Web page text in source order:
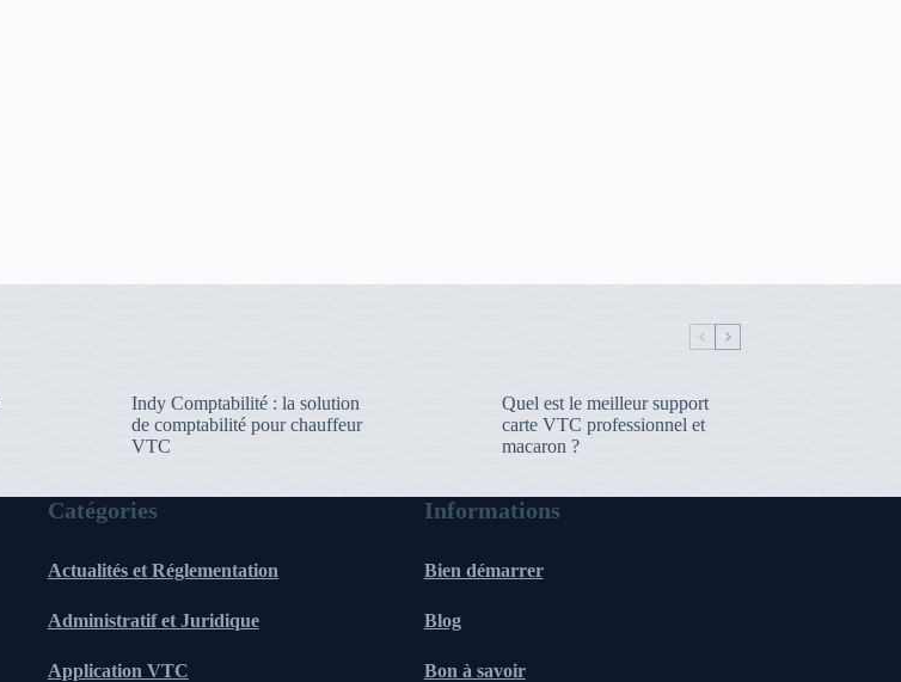
Indy Comptabilité : la solution
de comptabilité pour chauffeur
VTC
Quel est le meilleur support
carte VTC professionnel et
macaron ?
Catégories
Actualités et Réglementation
Administratif et Juridique
Application VTC
Informations
Bien démarrer
Blog
Bon à savoir